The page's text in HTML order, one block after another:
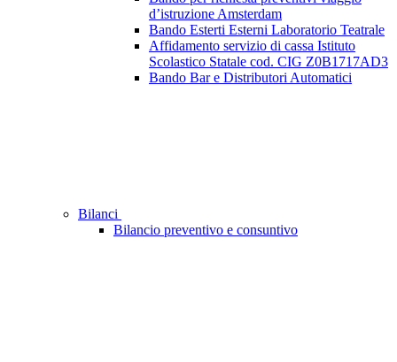
d’istruzione Amsterdam
Bando Esterti Esterni Laboratorio Teatrale
Affidamento servizio di cassa Istituto
Scolastico Statale cod. CIG Z0B1717AD3
Bando Bar e Distributori Automatici
Bilanci
Bilancio preventivo e consuntivo